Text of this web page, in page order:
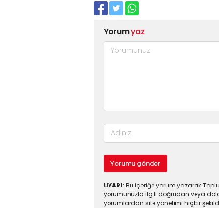
Yorumyaz
Yorumu gönder
UYARI: Bu içeriğe yorum yazarak
yorumunuzla ilgili doğrudan veya
yorumlardan site yönetimi hiçbir